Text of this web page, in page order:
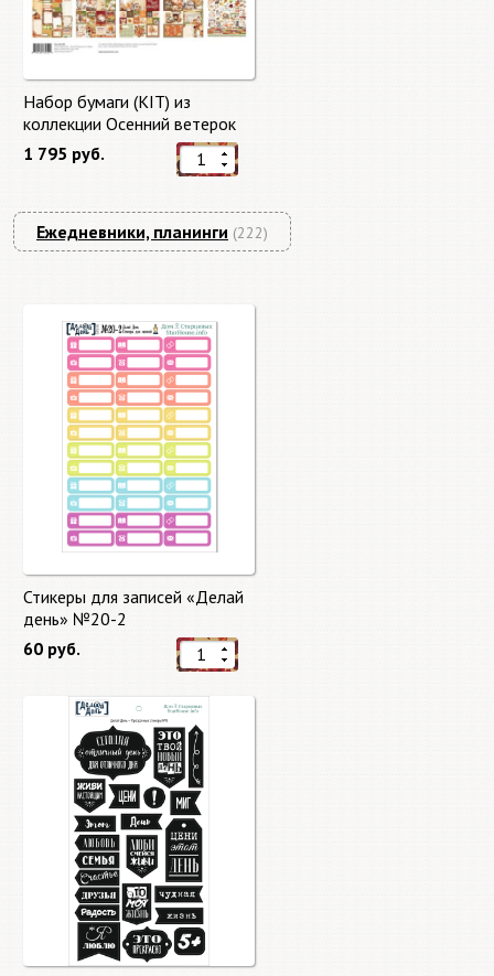
Набор бумаги (KIT) из
коллекции Осенний ветерок
"Autumn Breeze"
1 795 руб.
Ежедневники, планинги (222)
Стикеры для записей «Делай
день» №20-2
60 руб.